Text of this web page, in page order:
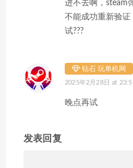
进不去啊，steam
不能成功重新验
试???
钻石 玩单机网
2025年2月28日 at
晚点再试
发表回复